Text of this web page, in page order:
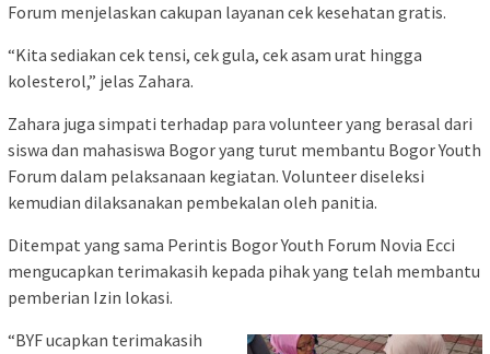
Forum menjelaskan cakupan layanan cek kesehatan gratis.
“Kita sediakan cek tensi, cek gula, cek asam urat hingga
kolesterol,” jelas Zahara.
Zahara juga simpati terhadap para volunteer yang berasal dari
siswa dan mahasiswa Bogor yang turut membantu Bogor Youth
Forum dalam pelaksanaan kegiatan. Volunteer diseleksi
kemudian dilaksanakan pembekalan oleh panitia.
Ditempat yang sama Perintis Bogor Youth Forum Novia Ecci
mengucapkan terimakasih kepada pihak yang telah membantu
pemberian Izin lokasi.
“BYF ucapkan terimakasih